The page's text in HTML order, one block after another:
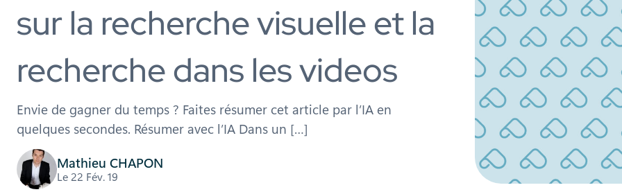
sur la recherche visuelle et la
recherche dans les videos
Envie de gagner du temps ? Faites résumer cet article par l’IA en
quelques secondes. Résumer avec l’IA Dans un […]
Mathieu CHAPON
Le 22 Fév. 19